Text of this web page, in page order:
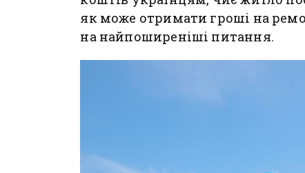
як може отримати гроші на
на найпоширеніші питання.